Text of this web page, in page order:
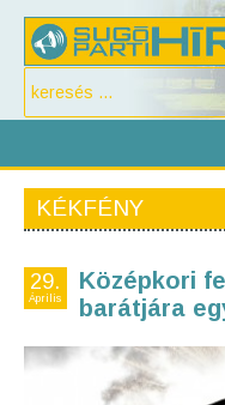
KÉKFÉNY
29.
Április
Középkori
barátjára